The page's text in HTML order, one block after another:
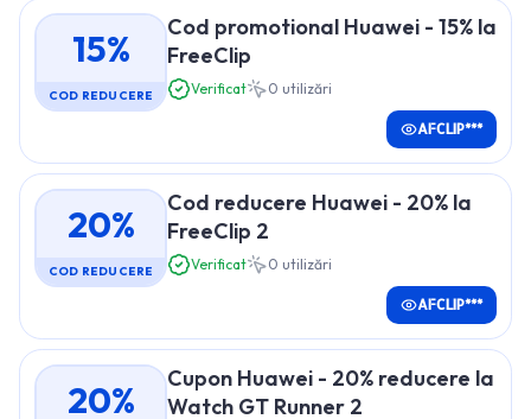
15%
COD REDUCERE
Cod promotional Huawei - 15% la
FreeClip
Verificat 0 utilizări
AFCLIP***
20%
COD REDUCERE
Cod reducere Huawei - 20% la
FreeClip 2
Verificat 0 utilizări
AFCLIP***
20%
Cupon Huawei - 20% reducere la
Watch GT Runner 2